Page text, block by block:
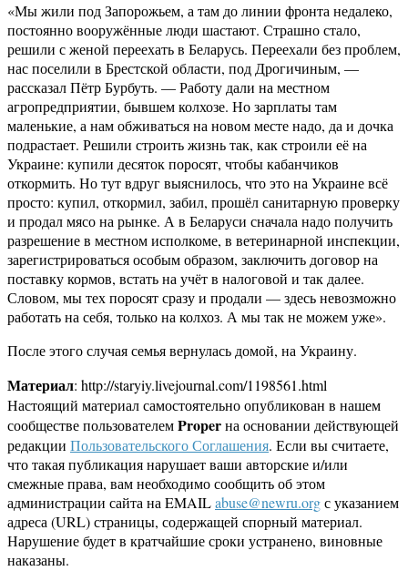
«Мы жили под Запорожьем, а там до линии фронта недалеко,
постоянно вооружённые люди шастают. Страшно стало,
решили с женой переехать в Беларусь. Переехали без проблем,
нас поселили в Брестской области, под Дрогичиным, —
рассказал Пётр Бурбуть. — Работу дали на местном
агропредприятии, бывшем колхозе. Но зарплаты там
маленькие, а нам обживаться на новом месте надо, да и дочка
подрастает. Решили строить жизнь так, как строили её на
Украине: купили десяток поросят, чтобы кабанчиков
откормить. Но тут вдруг выяснилось, что это на Украине всё
просто: купил, откормил, забил, прошёл санитарную проверку
и продал мясо на рынке. А в Беларуси сначала надо получить
разрешение в местном исполкоме, в ветеринарной инспекции,
зарегистрироваться особым образом, заключить договор на
поставку кормов, встать на учёт в налоговой и так далее.
Словом, мы тех поросят сразу и продали — здесь невозможно
работать на себя, только на колхоз. А мы так не можем уже».
После этого случая семья вернулась домой, на Украину.
Материал: http://staryiy.livejournal.com/1198561.html
Настоящий материал самостоятельно опубликован в нашем
сообществе пользователемProperна основании действующей
редакции Пользовательского Соглашения. Если вы считаете,
что такая публикация нарушает ваши авторские и/или
смежные права, вам необходимо сообщить об этом
администрации сайта на EMAILabuse@newru.orgс указанием
адреса (URL) страницы, содержащей спорный материал.
Нарушение будет в кратчайшие сроки устранено, виновные
наказаны.